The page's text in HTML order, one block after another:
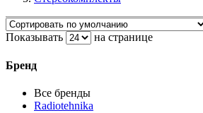
Показывать на странице
Бренд
Все бренды
Radiotehnika